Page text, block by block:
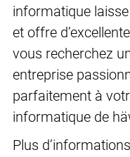
informatique
et offre
vous recherchez
entreprise
parfaitement à
informatique de
Plus